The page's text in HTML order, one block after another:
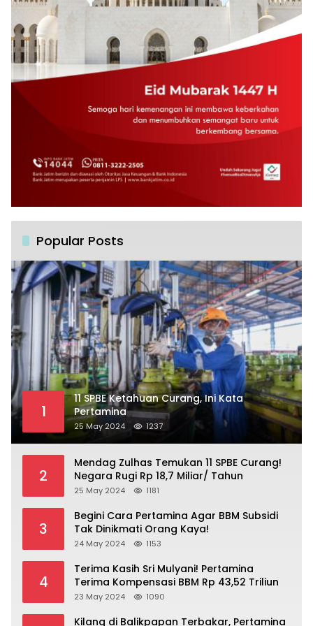
Popular Posts
1
11 SPBE Ketahuan Curang, Ini Kata
Pertamina
25 May 2024 1237
2
Mendag Zulhas Temukan 11 SPBE Curang!
Negara Rugi Rp 18,7 Miliar/ Tahun
25 May 2024 1181
3
Begini Cara Pertamina Agar BBM Subsidi
Tak Dinikmati Orang Kaya!
24 May 2024 1153
4
Terima Kasih Sri Mulyani! Pertamina
Terima Kompensasi BBM Rp 43,52 Triliun
23 May 2024 1090
Kilang di Balikpapan Terbakar, Pertamina